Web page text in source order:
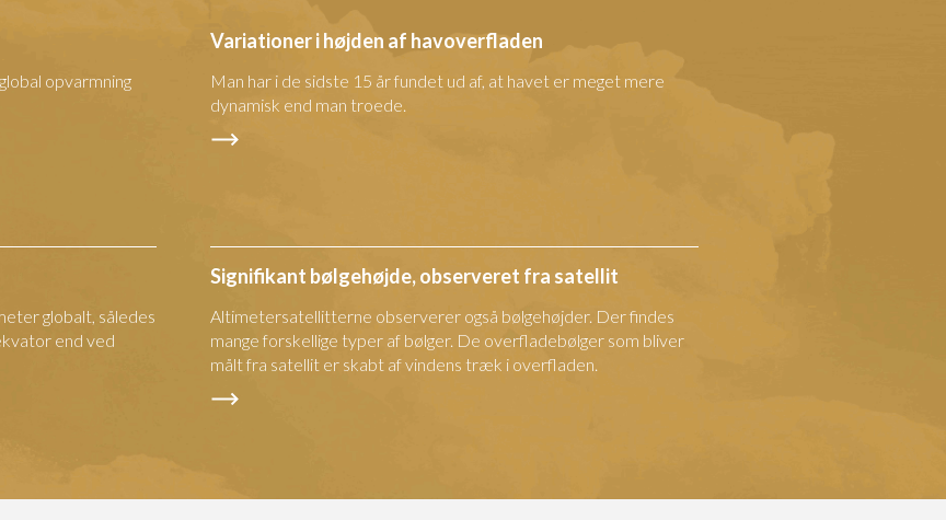
opvarmning
Variationer i højden af havoverfladen
Man har i de sidste 15 år fundet ud af, at havet er meget mere
dynamisk end man troede.
globalt, således
end ved
Signifikant bølgehøjde, observeret fra satellit
Altimetersatellitterne observerer også bølgehøjder. Der findes
mange forskellige typer af bølger. De overfladebølger som bliver
målt fra satellit er skabt af vindens træk i overfladen.